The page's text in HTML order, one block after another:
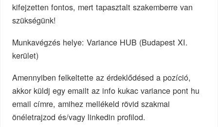
kifejzetten fontos, mert tapasztalt szakemberre van
szükségünk!
Munkavégzés helye: Variance HUB (Budapest XI.
kerület)
Amennyiben felkeltette az érdeklődésed a pozíció,
akkor küldj egy emailt az info kukac variance pont hu
email címre, amihez mellékeld rövid szakmai
önéletrajzod és/vagy linkedin profilod.